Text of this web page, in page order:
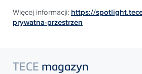
Więcej informacji: https://
prywatna-przestrzen
TECE magazyn